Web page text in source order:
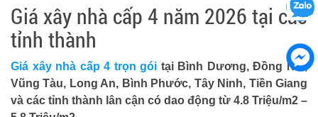
Giá xây nhà cấp 4 năm 2026 tại các
tỉnh thành
Giá xây nhà cấp 4 trọn gói tại Bình Dương, Đồng Nai,
Vũng Tàu, Long An, Bình Phước, Tây Ninh, Tiền Giang
và các tỉnh thành lân cận có dao động từ 4.8 Triệu/m2 –